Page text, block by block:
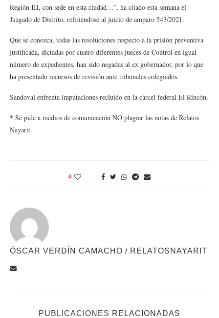
Región III, con sede en esta ciudad…”, ha citado esta semana el
Juzgado de Distrito, refiriéndose al juicio de amparo 543/2021.
Que se conozca, todas las resoluciones respecto a la prisión preventiva
justificada, dictadas por cuatro diferentes jueces de Control en igual
número de expedientes, han sido negadas al ex gobernador, por lo que
ha presentado recursos de revisión ante tribunales colegiados.
Sandoval enfrenta imputaciones recluido en la cárcel federal El Rincón.
* Se pide a medios de comunicación NO plagiar las notas de Relatos
Nayarit.
0
ÓSCAR VERDÍN CAMACHO / RELATOSNAYARIT
PUBLICACIONES RELACIONADAS